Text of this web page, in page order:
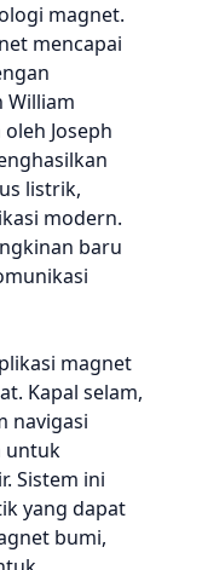
magnet.
mencapai
William
Joseph
listrik,
modern.
baru
magnet
Kapal selam,
navigasi
untuk
Sistem ini
yang dapat
bumi,